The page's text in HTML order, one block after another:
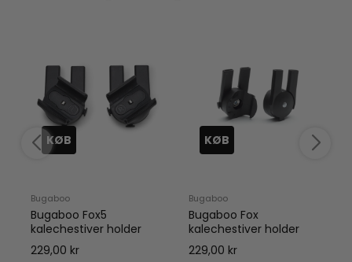
KØB
Bugaboo
Bugaboo Fox5
kalechestiver holder
229,00 kr
KØB
Bugaboo
Bugaboo Fox
kalechestiver holder
229,00 kr